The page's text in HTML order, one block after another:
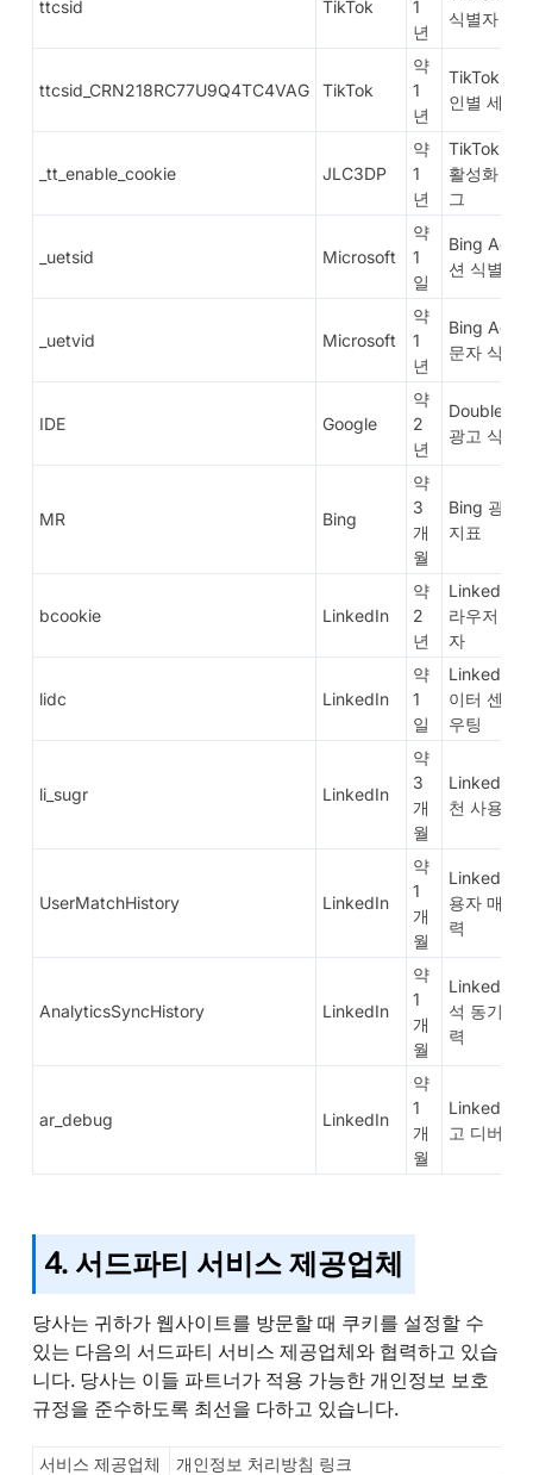
ttcsid TikTok
1
년
식별자
ttcsid_CRN218RC77U9Q4TC4VAG TikTok
약
1
년
TikTok 캠
인별 세션
_tt_enable_cookie JLC3DP
약
1
년
TikTok 쿠
활성화 플
그
_uetsid Microsoft
약
1
일
Bing Ads
션 식별자
_uetvid Microsoft
약
1
년
Bing Ads
문자 식별
IDE Google
약
2
년
광고 식별
MR Bing
약
3
개
월
Bing 광고
지표
bcookie LinkedIn
약
2
년
LinkedIn
라우저 식
자
lidc LinkedIn
약
1
일
LinkedIn
이터 센터
우팅
li_sugr LinkedIn
약
3
개
월
LinkedIn
천 사용자
UserMatchHistory LinkedIn
약
1
개
월
LinkedIn
용자 매칭
력
AnalyticsSyncHistory LinkedIn
약
1
개
월
LinkedIn
석 동기화
력
ar_debug LinkedIn
약
1
개
월
LinkedIn
고 디버깅
4. 서드파티 서비스 제공업체
당사는 귀하가 웹사이트를 방문할 때 쿠키를 설정할 수
있는 다음의 서드파티 서비스 제공업체와 협력하고 있습
니다. 당사는 이들 파트너가 적용 가능한 개인정보 보호
규정을 준수하도록 최선을 다하고 있습니다.
서비스 제공업체
개인정보 처리방침 링크